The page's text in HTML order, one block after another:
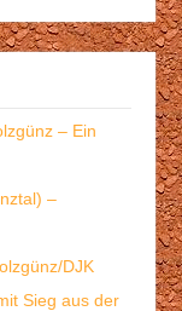
– Ein
–
DJK
Sieg aus der